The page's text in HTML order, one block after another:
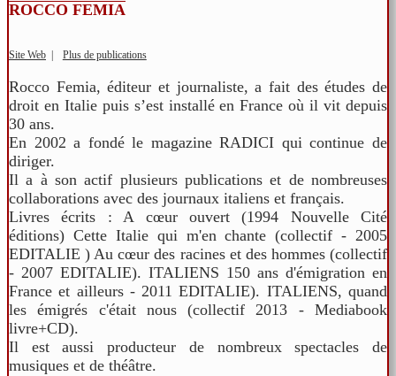
ROCCO FEMIA
Site Web Plus de publications
Rocco Femia, éditeur et journaliste, a fait des études de
droit en Italie puis s’est installé en France où il vit depuis
30 ans.
En 2002 a fondé le magazine RADICI qui continue de
diriger.
Il a à son actif plusieurs publications et de nombreuses
collaborations avec des journaux italiens et français.
Livres écrits : A cœur ouvert (1994 Nouvelle Cité
éditions) Cette Italie qui m'en chante (collectif - 2005
EDITALIE ) Au cœur des racines et des hommes (collectif
- 2007 EDITALIE). ITALIENS 150 ans d'émigration en
France et ailleurs - 2011 EDITALIE). ITALIENS, quand
les émigrés c'était nous (collectif 2013 - Mediabook
livre+CD).
Il est aussi producteur de nombreux spectacles de
musiques et de théâtre.